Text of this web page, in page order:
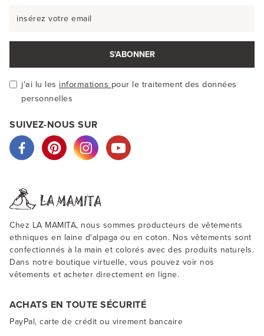
S'ABONNER
j'ai lu les informations pour le traitement des données
personnelles
SUIVEZ-NOUS SUR
Chez LA MAMITA, nous sommes producteurs de vêtements
ethniques en laine d'alpaga ou en coton. Nos vêtements sont
confectionnés à la main et colorés avec des produits naturels.
Dans notre boutique virtuelle, vous pouvez voir nos
vêtements et acheter directement en ligne.
ACHATS EN TOUTE SÉCURITÉ
PayPal, carte de crédit ou virement bancaire